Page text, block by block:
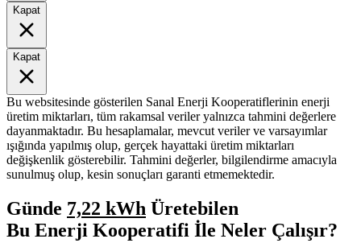
Kapat
Kapat
Bu websitesinde gösterilen Sanal Enerji Kooperatiflerinin enerji
üretim miktarları, tüm rakamsal veriler yalnızca tahmini değerlere
dayanmaktadır. Bu hesaplamalar, mevcut veriler ve varsayımlar
ışığında yapılmış olup, gerçek hayattaki üretim miktarları
değişkenlik gösterebilir. Tahmini değerler, bilgilendirme amacıyla
sunulmuş olup, kesin sonuçları garanti etmemektedir.
Günde 7,22 kWh Üretebilen
Bu Enerji Kooperatifi İle Neler Çalışır?